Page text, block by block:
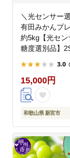
＼光センサー
有田みかんプ
約5kg【光セン
糖度選別品】
※2026年11月
1月に順次発送
北海道・沖縄・
の配送不可
【nuk155G】
3.0
15,000円
和歌山県 新宮市